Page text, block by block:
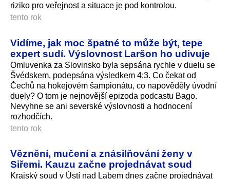
riziko pro veřejnost a situace je pod kontrolou.
tento rok
Vidíme, jak moc špatné to může být, tepe
expert sudí. Výslovnost Laršon ho udivuje
Omluvenka za Slovinsko byla sepsána rychle v duelu se
Švédskem, podepsána výsledkem 4:3. Co čekat od
Čechů na hokejovém šampionátu, co napověděly úvodní
duely? O tom je nejnovější epizoda podcastu Bago.
Nevyhne se ani severské výslovnosti a hodnocení
rozhodčích.
tento rok
Věznění, mučení a znásilňování ženy v
Siřemi. Kauzu začne projednávat soud
Krajský soud v Ústí nad Labem dnes začne projednávat